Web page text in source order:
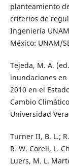
planteamiento
criterios de
Ingeniería
México: UNAM/
Tejeda, M. A.
inundaciones en
2010 en el
Cambio
Universidad
Turner II, B. L.;
R. W. Corell, L.
Luers, M. L.